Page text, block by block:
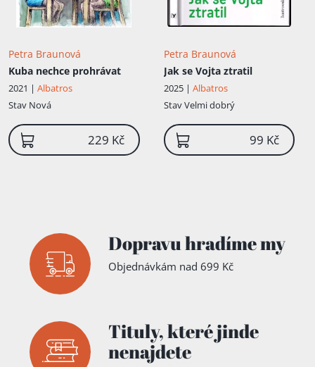
Petra Braunová
Kuba nechce prohrávat
2021 | Albatros
Stav Nová
229 Kč
Petra Braunová
Jak se Vojta ztratil
2025 | Albatros
StavVelmi dobrý
99 Kč
Dopravu hradíme my
Objednávkám nad 699 Kč
Tituly,které jinde
nenajdete